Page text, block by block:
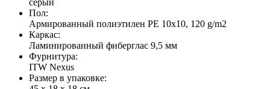
серый
Пол:
Армированный полиэтилен PE 10x10, 120 g/m2
Каркас:
Ламинированный фиберглас 9,5 мм
Фурнитура:
ITW Nexus
Размер в упаковке: